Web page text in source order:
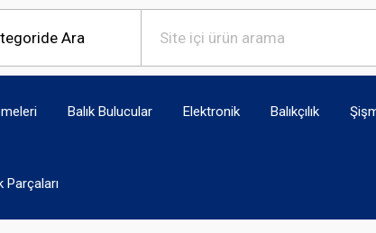
Balık Bulucular Elektronik Balıkçılık